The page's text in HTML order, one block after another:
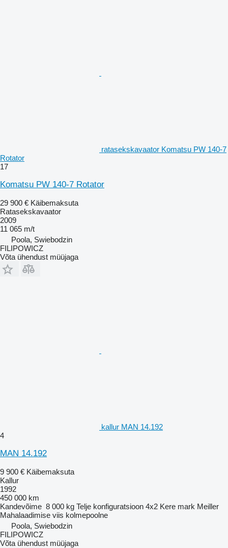
ratasekskavaator Komatsu PW 140-7
Rotator
17
Komatsu PW 140-7 Rotator
29 900 € Käibemaksuta
Ratasekskavaator
2009
11 065 m/t
Poola, Swiebodzin
FILIPOWICZ
Võta ühendust müüjaga
kallur MAN 14.192
4
MAN 14.192
9 900 € Käibemaksuta
Kallur
1992
450 000 km
Kandevõime 8 000 kg Telje konfiguratsioon 4x2 Kere mark Meiller
Mahalaadimise viis kolmepoolne
Poola, Swiebodzin
FILIPOWICZ
Võta ühendust müüjaga